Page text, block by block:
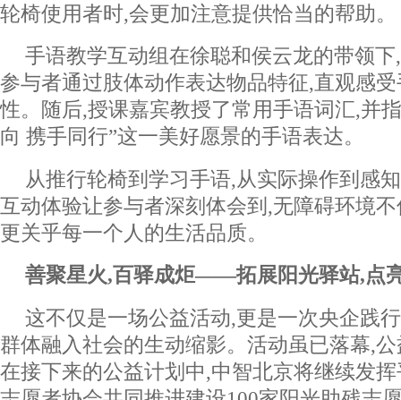
轮椅使用者时,会更加注意提供恰当的帮助。
手语教学互动组在徐聪和侯云龙的带领
参与者通过肢体动作表达物品特征,直观感
性。随后,授课嘉宾教授了常用手语词汇,并
向 携手同行”这一美好愿景的手语表达。
从推行轮椅到学习手语,从实际操作到感
互动体验让参与者深刻体会到,无障碍环境
更关乎每一个人的生活品质。
善聚星火,百驿成炬——拓展阳光驿站,点
这不仅是一场公益活动,更是一次央企践
群体融入社会的生动缩影。活动虽已落幕,
在接下来的公益计划中,中智北京将继续发